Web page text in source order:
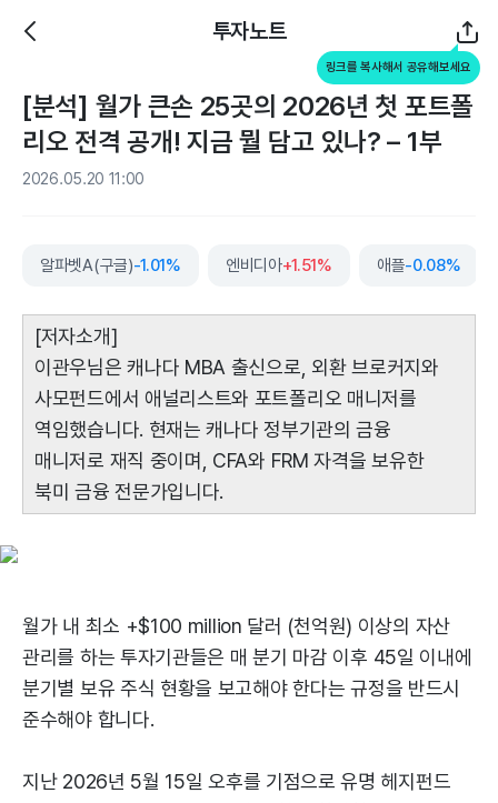
투자노트
링크를 복사해서 공유해보세요
[분석] 월가 큰손 25곳의 2026년 첫 포트폴
리오 전격 공개! 지금 뭘 담고 있나? – 1부
2026.05.20 11:00
알파벳A(구글)-1.01% 엔비디아+1.51% 애플-0.08%
[저자소개]
이관우님은 캐나다 MBA 출신으로, 외환 브로커지와
사모펀드에서 애널리스트와 포트폴리오 매니저를
역임했습니다. 현재는 캐나다 정부기관의 금융
매니저로 재직 중이며, CFA와 FRM 자격을 보유한
북미 금융 전문가입니다.
월가 내 최소 +$100 million 달러 (천억원) 이상의 자산
관리를 하는 투자기관들은 매 분기 마감 이후 45일 이내에
분기별 보유 주식 현황을 보고해야 한다는 규정을 반드시
준수해야 합니다.
지난 2026년 5월 15일 오후를 기점으로 유명 헤지펀드